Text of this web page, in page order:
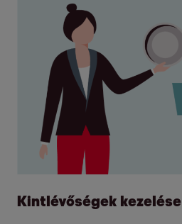
Kintlévőségek kezelése